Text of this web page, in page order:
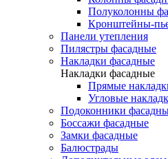
Полуколонны
Кронштейны-
Панели утепления
Пилястры фасадные
Накладки фасадные
Накладки фасадные
Прямые
Угловые
Подоконники
Боссажи фасадные
Замки фасадные
Балюстрады